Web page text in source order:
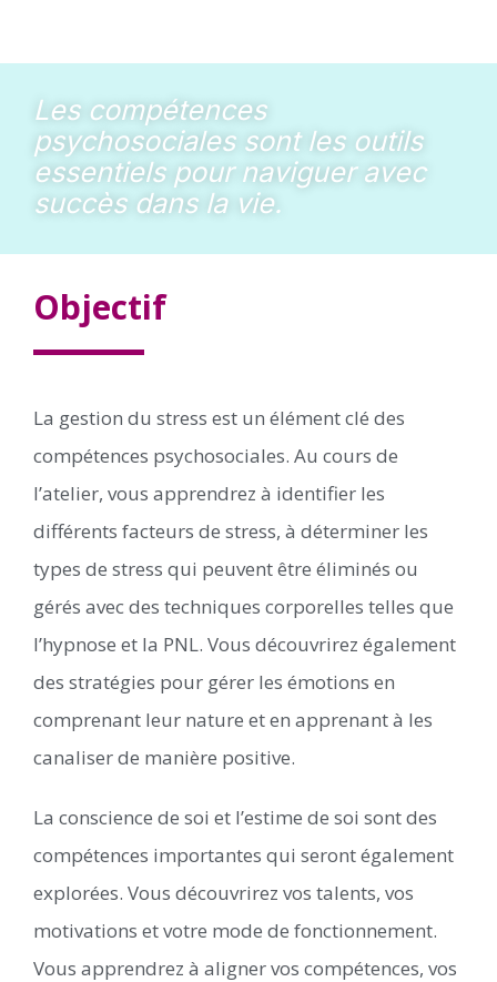
Les compétences
psychosociales sont les outils
essentiels pour naviguer avec
succès dans la vie.
Objectif
La gestion du stress est un élément clé des
compétences psychosociales. Au cours de
l’atelier, vous apprendrez à identifier les
différents facteurs de stress, à déterminer les
types de stress qui peuvent être éliminés ou
gérés avec des techniques corporelles telles que
l’hypnose et la PNL. Vous découvrirez également
des stratégies pour gérer les émotions en
comprenant leur nature et en apprenant à les
canaliser de manière positive.
La conscience de soi et l’estime de soi sont des
compétences importantes qui seront également
explorées. Vous découvrirez vos talents, vos
motivations et votre mode de fonctionnement.
Vous apprendrez à aligner vos compétences, vos